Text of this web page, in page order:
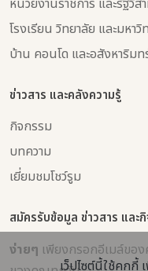
เว็ปไซต์นี้ใช้คุกกี้
หน่วยงานราชการ และรัฐวิส
โรงเรียน วิทยาลัย และมหาวิ
บ้าน คอนโด และอสังหาริม
ข่าวสาร และคลังความรู้
กิจกรรม
บทความ
เยี่ยมชมโชว์รูม
สมัครรับข้อมูล ข่าวสาร แล
ง่ายๆ เพียงกรอกอีเมล์ขอ